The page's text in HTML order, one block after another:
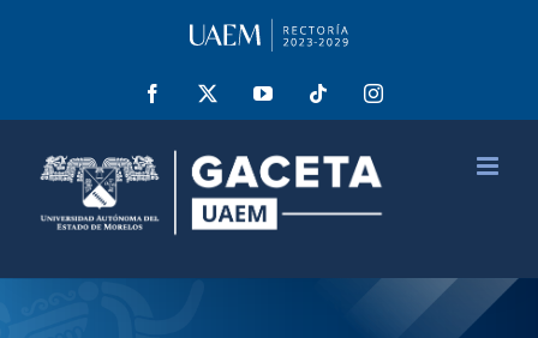
Facebook YouTube Tiktok Instagram